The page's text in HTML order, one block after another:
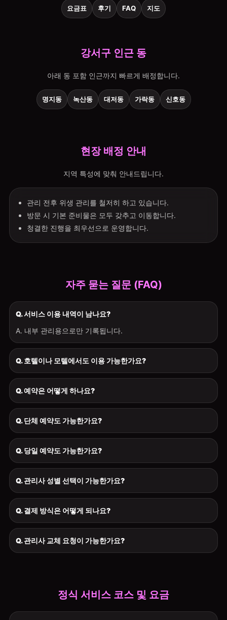
요금표 후기 FAQ 지도
강서구 인근 동
아래 동 포함 인근까지 빠르게 배정합니다.
명지동 녹산동 대저동 가락동 신호동
현장 배정 안내
지역 특성에 맞춰 안내드립니다.
관리 전후 위생 관리를 철저히 하고 있습니다.
방문 시 기본 준비물은 모두 갖추고 이동합니다.
청결한 진행을 최우선으로 운영합니다.
자주 묻는 질문 (FAQ)
Q. 서비스 이용 내역이 남나요?
A. 내부 관리용으로만 기록됩니다.
Q. 호텔이나 모텔에서도 이용 가능한가요?
Q. 예약은 어떻게 하나요?
Q. 단체 예약도 가능한가요?
Q. 당일 예약도 가능한가요?
Q. 관리사 성별 선택이 가능한가요?
Q. 결제 방식은 어떻게 되나요?
Q. 관리사 교체 요청이 가능한가요?
정식 서비스 코스 및 요금